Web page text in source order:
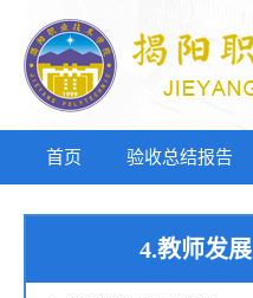
首页 验收总结报告
4.教师发展